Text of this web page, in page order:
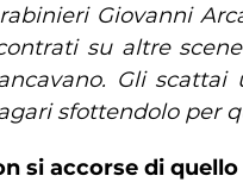
Giovanni
su altre
Gli scattai
sfottendolo per
si accorse di